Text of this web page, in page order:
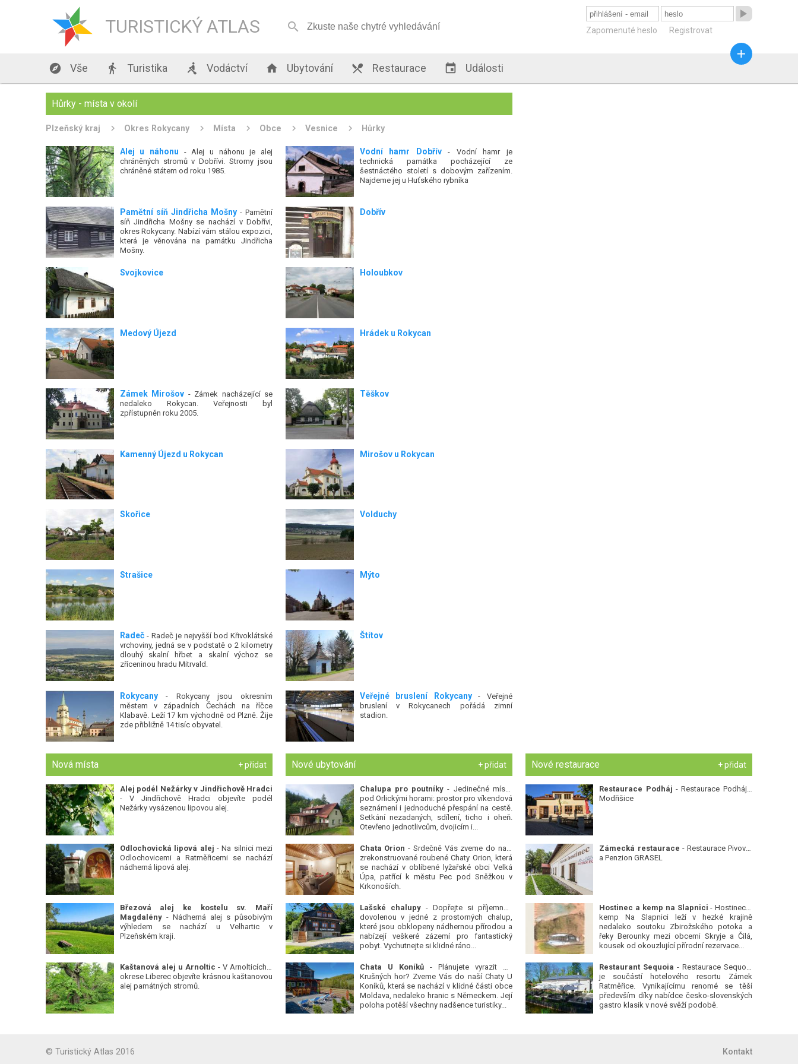
TURISTICKÝ ATLAS 

Zapomenuté heslo Registrovat
 Vše  Turistika  Vodáctví  Ubytování  Restaurace  Události

Hůrky - místa v okolí
Plzeňský kraj Okres Rokycany Místa Obce Vesnice Hůrky
Vodní hamr Dobřív- Vodní hamr je
technická památka pocházející ze
šestnáctého století s dobovým zařízením.
Najdeme jej u Huťského rybníka
Alej u náhonu - Alej u náhonu je alej
chráněných stromů v Dobřívi. Stromy jsou
chráněné státem od roku 1985.
Dobřív
Pamětní síň Jindřicha Mošny- Pamětní
síň Jindřicha Mošny se nachází v Dobřívi,
okres Rokycany. Nabízí vám stálou expozici,
která je věnována na památku Jindřicha
Mošny.
Holoubkov
Svojkovice
Hrádek u Rokycan
Medový Újezd
Těškov
Zámek Mirošov - Zámek nacházející se
nedaleko Rokycan. Veřejnosti byl
zpřístupněn roku 2005.
Mirošov u Rokycan
Kamenný Újezd u Rokycan
Volduchy
Skořice
Mýto
Strašice
Štítov
Radeč- Radeč je nejvyšší bod Křivoklátské
vrchoviny, jedná se v podstatě o 2 kilometry
dlouhý skalní hřbet a skalní výchoz se
zříceninou hradu Mitrvald.
Veřejné bruslení Rokycany- Veřejné
bruslení v Rokycanech pořádá zimní
stadion.
Rokycany- Rokycany jsou okresním
městem v západních Čechách na říčce
Klabavě. Leží 17 km východně od Plzně. Žije
zde přibližně 14 tisíc obyvatel.
Nová místa + přidat
Alej podél Nežárky v Jindřichově Hradci
- V Jindřichově Hradci objevíte podél
Nežárky vysázenou lipovou alej.
Odlochovická lipová alej - Na silnici mezi
Odlochovicemi a Ratměřicemi se nachází
nádherná lipová alej.
Březová alej ke kostelu sv. Maří
Magdalény- Nádherná alej s působivým
výhledem se nachází u Velhartic v
Plzeňském kraji.
Kaštanová alej u Arnoltic - V Arnolticích v
okrese Liberec objevíte krásnou kaštanovou
alej památných stromů.
Nové ubytování + přidat
Chalupa pro poutníky - Jedinečné místo
pod Orlickými horami: prostor pro víkendová
seznámení i jednoduché přespání na cestě.
Setkání nezadaných, sdílení, ticho i oheň.
Otevřeno jednotlivcům, dvojicím i...
Chata Orion - Srdečně Vás zveme do naší
zrekonstruované roubené Chaty Orion, která
se nachází v oblíbené lyžařské obci Velká
Úpa, patřící k městu Pec pod Sněžkou v
Krkonoších.
Lašské chalupy- Dopřejte si příjemnou
dovolenou v jedné z prostorných chalup,
které jsou obklopeny nádhernou přírodou a
nabízejí veškeré zázemí pro fantastický
pobyt. Vychutnejte si klidné ráno...
Chata U Koníků- Plánujete vyrazit do
Krušných hor? Zveme Vás do naší Chaty U
Koníků, která se nachází v klidné části obce
Moldava, nedaleko hranic s Německem. Její
poloha potěší všechny nadšence turistiky...
Nové restaurace + přidat
Restaurace Podháj - Restaurace Podháj -
Modřišice
Zámecká restaurace - Restaurace Pivovar
a Penzion GRASEL
Hostinec a kemp na Slapnici - Hostinec a
kemp Na Slapnici leží v hezké krajině
nedaleko soutoku Zbirožského potoka a
řeky Berounky mezi obcemi Skryje a Čilá,
kousek od okouzlující přírodní rezervace...
Restaurant Sequoia - Restaurace Sequoia
je součástí hotelového resortu Zámek
Ratměřice. Vynikajícímu renomé se těší
především díky nabídce česko-slovenských
gastro klasik v nové svěží podobě.
© Turistický Atlas 2016 Kontakt